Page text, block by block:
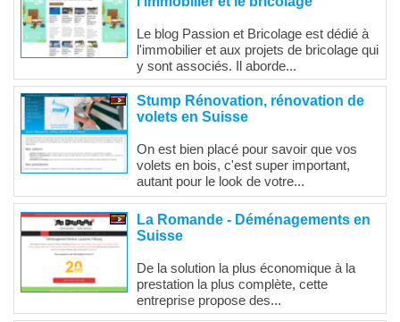
Le blog Passion et Bricolage est dédié à
l'immobilier et aux projets de bricolage qui
y sont associés. Il aborde...
Stump Rénovation, rénovation de
volets en Suisse
On est bien placé pour savoir que vos
volets en bois, c'est super important,
autant pour le look de votre...
La Romande - Déménagements en
Suisse
De la solution la plus économique à la
prestation la plus complète, cette
entreprise propose des...